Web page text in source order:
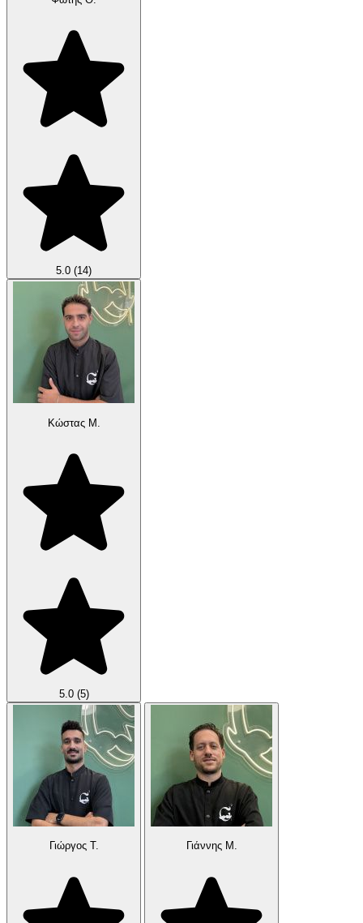
5.0 (14)
Κώστας Μ.
5.0 (5)
Γιώργος Τ. Γιάννης Μ.